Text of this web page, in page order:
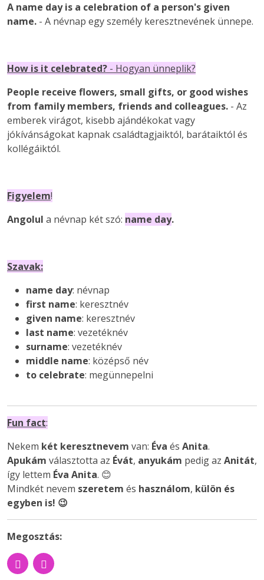
A name day is a celebration of a person's given
name. - A névnap egy személy keresztnevének ünnepe.
How is it celebrated? - Hogyan ünneplik?
People receive flowers, small gifts, or good wishes
from family members, friends and colleagues. - Az
emberek virágot, kisebb ajándékokat vagy
jókívánságokat kapnak családtagjaiktól, barátaiktól és
kollégáiktól.
Figyelem!
Angolul a névnap két szó: name day.
Szavak:
name day: névnap
first name: keresztnév
given name: keresztnév
last name: vezetéknév
surname: vezetéknév
middle name: középső név
to celebrate: megünnepelni
Fun fact:
Nekem két keresztnevem van: Éva és Anita.
Apukám választotta az Évát, anyukám pedig az Anitát,
így lettem Éva Anita. 😊
Mindkét nevem szeretem és használom, külön és
egyben is! 😉
Megosztás: